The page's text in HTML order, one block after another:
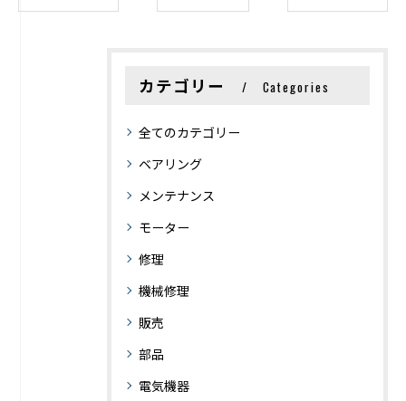
カテゴリー Categories
全てのカテゴリー
ベアリング
メンテナンス
モーター
修理
機械修理
販売
部品
電気機器